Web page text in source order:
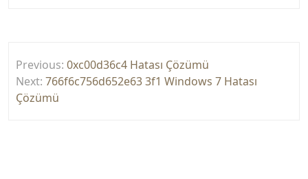
gezinmesi
Previous: 0xc00d36c4 Hatası Çözümü
Next: 766f6c756d652e63 3f1 Windows 7 Hatası
Çözümü